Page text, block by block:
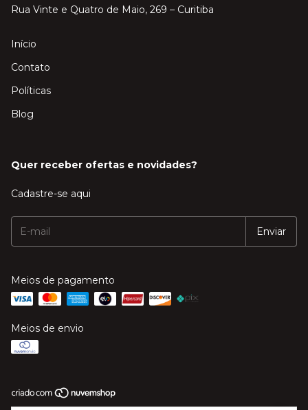
Rua Vinte e Quatro de Maio, 269 – Curitiba
Início
Contato
Políticas
Blog
Quer receber ofertas e novidades?
Cadastre-se aqui
Meios de pagamento
Meios de envio